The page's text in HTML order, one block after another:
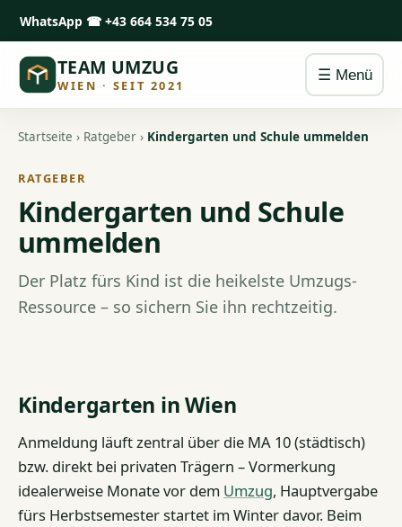
WhatsApp ☎ +43 664 534 75 05
TEAM UMZUG
WIEN · SEIT 2021
☰ Menü
Startseite › Ratgeber › Kindergarten und Schule ummelden
RATGEBER
Kindergarten und Schule
ummelden
Der Platz fürs Kind ist die heikelste Umzugs-
Ressource – so sichern Sie ihn rechtzeitig.
Kindergarten in Wien
Anmeldung läuft zentral über die MA 10 (städtisch)
bzw. direkt bei privaten Trägern – Vormerkung
idealerweise Monate vor dem Umzug, Hauptvergabe
fürs Herbstsemester startet im Winter davor. Beim